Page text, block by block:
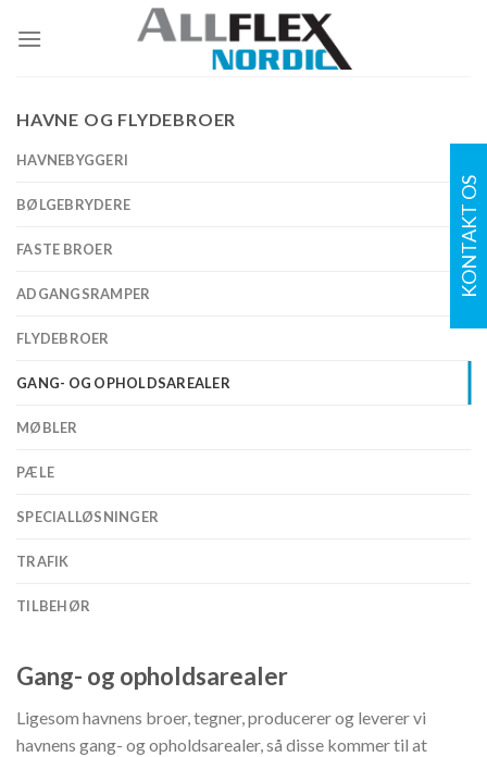
HAVNE OG FLYDEBROER
HAVNEBYGGERI
BØLGEBRYDERE
FASTE BROER
ADGANGSRAMPER
FLYDEBROER
GANG- OG OPHOLDSAREALER
MØBLER
PÆLE
SPECIALLØSNINGER
TRAFIK
TILBEHØR
Gang- og opholdsarealer
Ligesom havnens broer, tegner, producerer og leverer vi
havnens gang- og opholdsarealer, så disse kommer til at
KONTAKT OS